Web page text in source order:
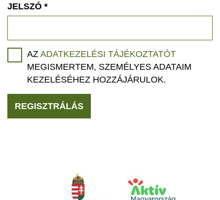
JELSZÓ *
AZ ADATKEZELÉSI TÁJÉKOZTATÓT
MEGISMERTEM, SZEMÉLYES ADATAIM
KEZELÉSÉHEZ HOZZÁJÁRULOK.
REGISZTRÁLÁS